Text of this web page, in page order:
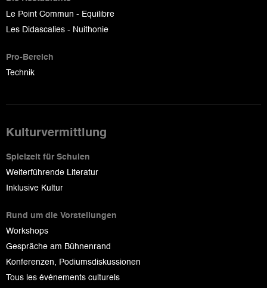
Le Point Commun - Equilibre
Les Didascalies - Nuithonie
Pro-Bereich
Technik
Kulturvermittlung
Spielzeit für Schulen
Weiterführende Literatur
Inklusive Kultur
Rund um die Vorstellungen
Workshops
Gespräche am Bühnenrand
Konferenzen, Podiumsdiskussionen
Tous les événements culturels